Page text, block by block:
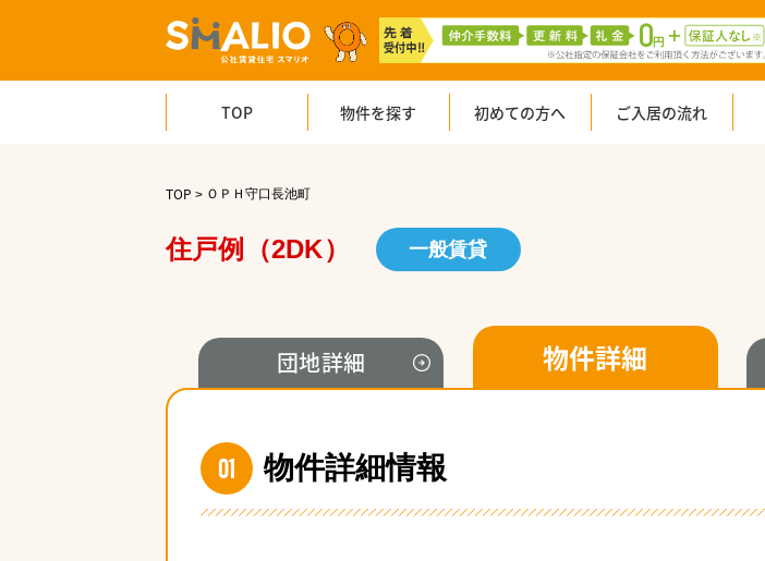
TOP 物件を探す 初めての方へ ご入居の流れ
TOP ＯＰＨ守口長池町
住戸例（2DK） 一般賃貸
団地詳細 物件詳細
01 物件詳細情報